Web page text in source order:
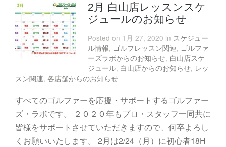
2月 白山店レッスンスケ
ジュールのお知らせ
Posted on 1月 27, 2020 in スケジュー
ル情報, ゴルフレッスン関連, ゴルファ
ーズラボからのお知らせ, 白山店スケ
ジュール, 白山店からのお知らせ, レッ
スン関連, 各店舗からのお知らせ
すべてのゴルファーを応援・サポートするゴルファー
ズ・ラボです。 ２０２０年もプロ・スタッフ一同共に
皆様をサポートさせていただきますので、何卒よろし
くお願いいたします。 2月は2/24（月）に初心者18H